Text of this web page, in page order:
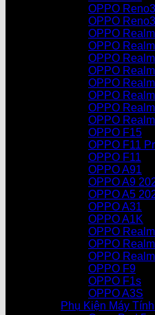
OPPO Reno3
OPPO
OPPO
OPPO
OPPO
OPPO
OPPO
OPPO
OPPO
OPPO
OPPO F15
OPPO F11
OPPO F11
OPPO A91
OPPO A9
OPPO A5
OPPO A31
OPPO A1K
OPPO
OPPO
OPPO
OPPO F9
OPPO F1s
OPPO A3S
Phụ Kiện Máy